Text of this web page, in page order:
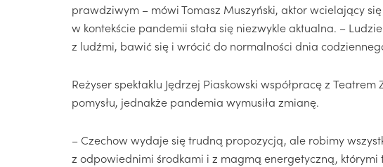
prawdziwym – mówi Tomasz Muszyński, aktor wcielający
w kontekście pandemii stała się niezwykle aktualna. –
z ludźmi, bawić się i wrócić do normalności dnia
Reżyser spektaklu Jędrzej Piaskowski współpracę z
pomysłu, jednakże pandemia wymusiła zmianę.
– Czechow wydaje się trudną propozycją, ale robimy
z odpowiednimi środkami i z magmą energetyczną, którymi